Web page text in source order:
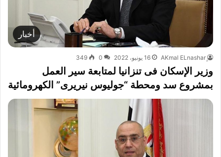
أخبار
16 يونيو، 2022 0
349
وزير الإسكان فى تنزانيا لمتابعة سير العمل
بمشروع سد ومحطة “جوليوس نيريرى” الكهرومائية